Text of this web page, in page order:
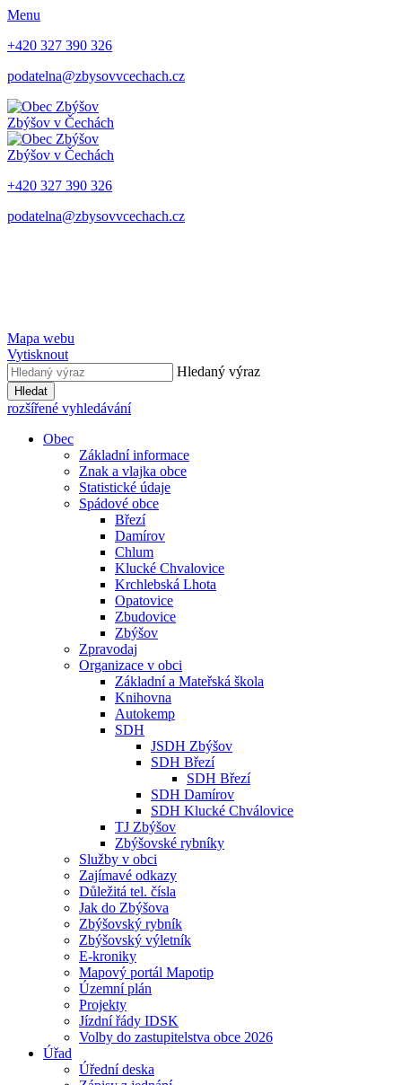
Menu
+420 327 390 326
podatelna@zbysovvcechach.cz
Zbýšov v Čechách
Zbýšov v Čechách
+420 327 390 326
podatelna@zbysovvcechach.cz
Mapa webu
Vytisknout
Hledaný výraz
Hledat
rozšířené vyhledávání
Obec
Základní informace
Znak a vlajka obce
Statistické údaje
Spádové obce
Březí
Damírov
Chlum
Klucké Chvalovice
Krchlebská Lhota
Opatovice
Zbudovice
Zbýšov
Zpravodaj
Organizace v obci
Základní a Mateřská škola
Knihovna
Autokemp
SDH
JSDH Zbýšov
SDH Březí
SDH Březí
SDH Damírov
SDH Klucké Chválovice
TJ Zbýšov
Zbýšovské rybníky
Služby v obci
Zajímavé odkazy
Důležitá tel. čísla
Jak do Zbýšova
Zbýšovský rybník
Zbýšovský výletník
E-kroniky
Mapový portál Mapotip
Územní plán
Projekty
Jízdní řády IDSK
Volby do zastupitelstva obce 2026
Úřad
Úřední deska